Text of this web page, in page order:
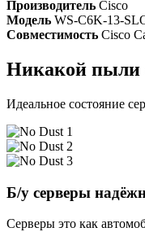
Производитель Cisco
Модель WS-C6K-13-
Совместимость Cisco
Никакой пыли
Идеальное состояние
Б/у серверы
Серверы это как